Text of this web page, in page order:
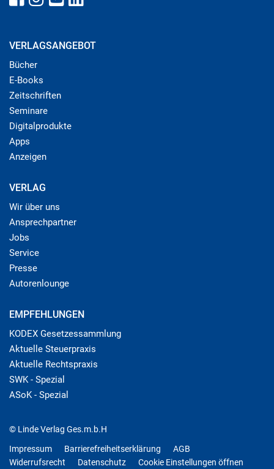
VERLAGSANGEBOT
Bücher
E-Books
Zeitschriften
Seminare
Digitalprodukte
Apps
Anzeigen
VERLAG
Wir über uns
Ansprechpartner
Jobs
Service
Presse
Autorenlounge
EMPFEHLUNGEN
KODEX Gesetzessammlung
Aktuelle Steuerpraxis
Aktuelle Rechtspraxis
SWK - Spezial
ASoK - Spezial
© Linde Verlag Ges.m.b.H
Impressum
Barrierefreiheitserklärung
AGB
Widerrufsrecht
Datenschutz Cookie Einstellungen öffnen